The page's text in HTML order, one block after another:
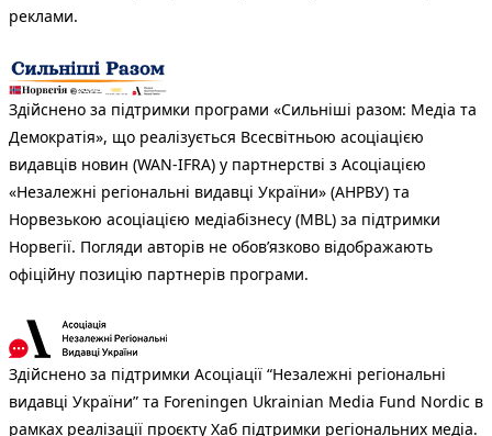
реклами.
Здійснено за підтримки програми «Сильніші разом: Медіа та
Демократія», що реалізується Всесвітньою асоціацією
видавців новин (WAN-IFRA) у партнерстві з Асоціацією
«Незалежні регіональні видавці України» (АНРВУ) та
Норвезькою асоціацією медіабізнесу (MBL) за підтримки
Норвегії. Погляди авторів не обов’язково відображають
офіційну позицію партнерів програми.
Здійснено за підтримки Асоціації “Незалежні регіональні
видавці України” та Foreningen Ukrainian Media Fund Nordic в
рамках реалізації проєкту Хаб підтримки регіональних медіа.